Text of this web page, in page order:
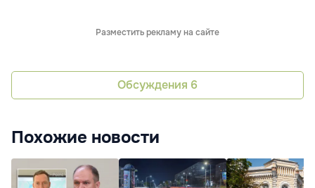
Разместить рекламу на сайте
Обсуждения 6
Похожие новости